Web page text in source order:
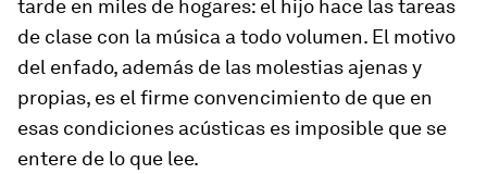
tarde en miles de hogares: el hijo hace las tareas
de clase con la música a todo volumen. El motivo
del enfado, además de las molestias ajenas y
propias, es el firme convencimiento de que en
esas condiciones acústicas es imposible que se
entere de lo que lee.